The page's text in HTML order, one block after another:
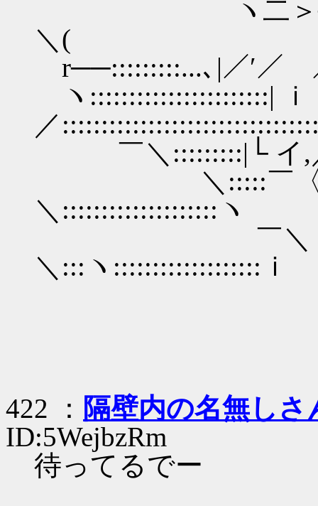
ヽ二＞─y─|
＼(
r──:::::::::...､|／′
ヽ:::::::::::::::::::::::|
／
￣＼:::::::::|└ イ,／
＼:::::￣〈
＼::::::::::::::::::::ヽ
￣＼
＼:::ヽ:::::::::::::::::::ｉ
422 ： 隔壁内の名無しさ
ID:5WejbzRm
待ってるでー